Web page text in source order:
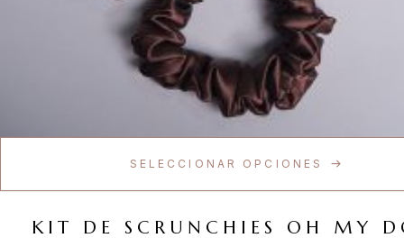
SELECCIONAR OPCIONES
KIT DE SCRUNCHIES OH MY